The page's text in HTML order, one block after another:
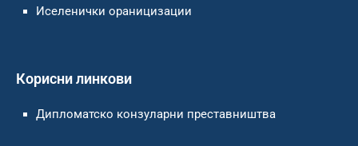
Иселенички ораницизации
Корисни линкови
Дипломатско конзуларни преставништва